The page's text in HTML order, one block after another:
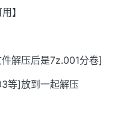
】
解压后是7z.001分卷]
等]放到一起解压